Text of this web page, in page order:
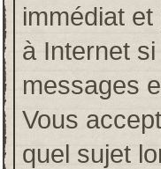
immédiat
à Internet
messages
Vous
quel sujet